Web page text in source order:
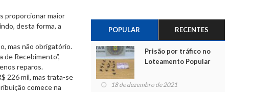
proporcionar maior
desta forma, a
mas não obrigatório.
Recebimento”,
reparos.
226 mil, mas trata-se
comece na
POPULAR RECENTES
Prisão por tráfico no
Loteamento Popular
18 de dezembro de 2021